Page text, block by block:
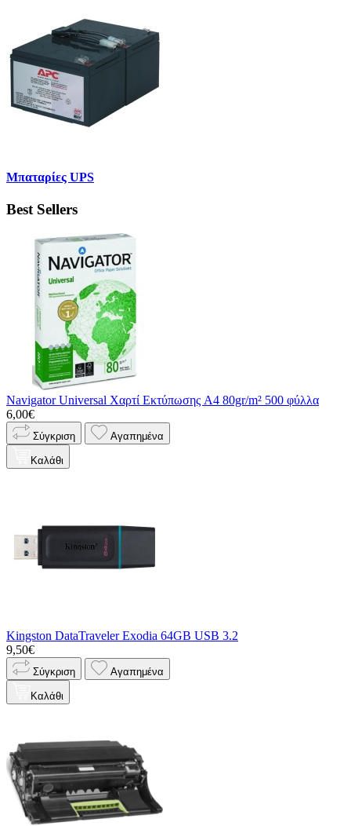
Μπαταρίες UPS
Best Sellers
Navigator Universal Χαρτί Εκτύπωσης A4 80gr/m² 500 φύλλα
6,00€
Σύγκριση Αγαπημένα
Καλάθι
Kingston DataTraveler Exodia 64GB USB 3.2
9,50€
Σύγκριση Αγαπημένα
Καλάθι